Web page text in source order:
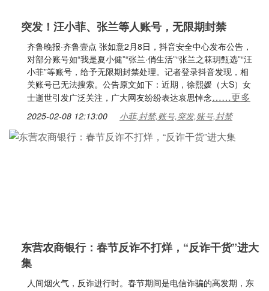
突发！汪小菲、张兰等人账号，无限期封禁
齐鲁晚报·齐鲁壹点 张如意2月8日，抖音安全中心发布公告，
对部分账号如“我是夏小健”“张兰·俏生活”“张兰之箖玥甄选”“汪
小菲”等账号，给予无限期封禁处理。记者登录抖音发现，相
关账号已无法搜索。公告原文如下：近期，徐熙媛（大S）女
士逝世引发广泛关注，广大网友纷纷表达哀思悼念……更多
2025-02-08 12:13:00 小菲,封禁,账号,突发,账号,封禁
东营农商银行：春节反诈不打烊，“反诈干货”进大
集
人间烟火气，反诈进行时。春节期间是电信诈骗的高发期，东